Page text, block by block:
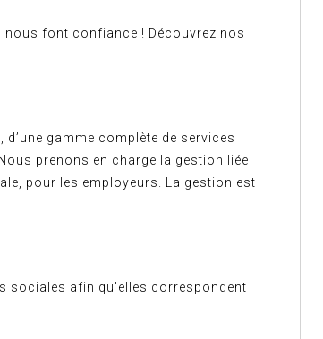
nous font confiance ! Découvrez nos
d’une gamme complète de services
prenons en charge la gestion liée
pour les employeurs. La gestion est
sociales afin qu’elles correspondent